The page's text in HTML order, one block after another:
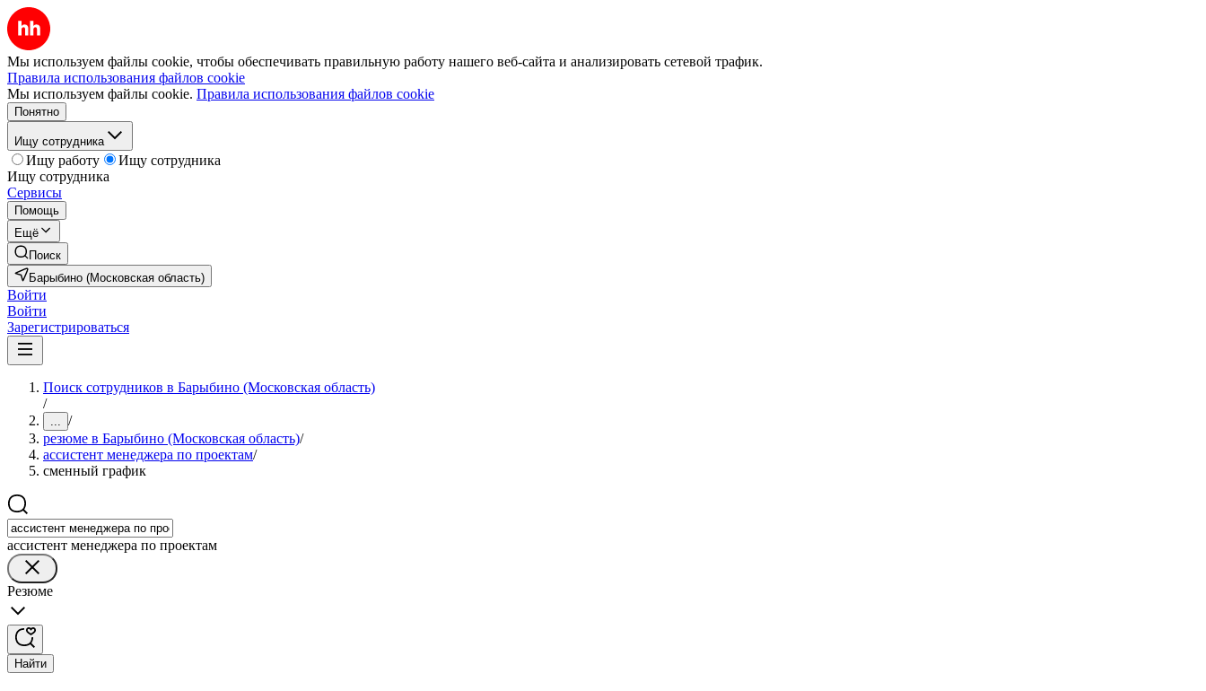
Мы используем файлы cookie, чтобы обеспечивать правильную работу нашего веб-сайта и анализировать сетевой трафик.
Правила использования файлов cookie
Мы используем файлы cookie. Правила использования файлов cookie
Понятно
Ищу сотрудника
Ищу работу
Ищу сотрудника
Ищу сотрудника
Сервисы
Помощь
Ещё
Поиск
Барыбино (Московская область)
Войти
Войти
Зарегистрироваться
Поиск сотрудников в Барыбино (Московская область)
/
... /
резюме в Барыбино (Московская область)/
ассистент менеджера по проектам/
сменный график
ассистент менеджера по проектам
Резюме
Найти